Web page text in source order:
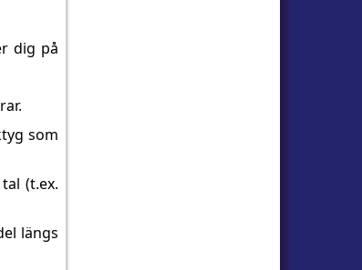
dig på
som
(t.ex.
längs